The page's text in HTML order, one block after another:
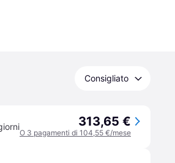
Consigliato
313,65 €
O 3 pagamenti di 104,55 €/mese